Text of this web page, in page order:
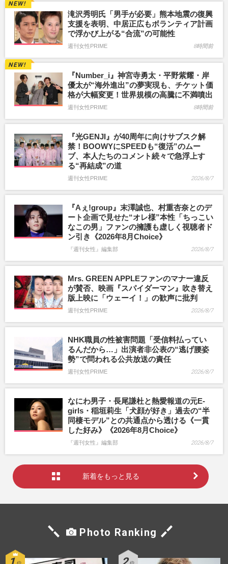
滝沢秀明氏「男手が必要」熊本地震の復興
支援を表明、中居正広もボランティア計画
で浮かび上がる“合流”の可能性
週刊女性PRIME 8時間前
『Number_i』神宮寺勇太・平野紫耀・岸
優太が“海外進出”の夢実現も、チケット価
格が大幅変更！世界規模の高騰に不満噴出
週刊女性PRIME 8時間前
『光GENJI』が40周年に向けサブスク解
禁！BOOWYにSPEEDも“復活”のムー
ブ、本人たちのコメント続々で急浮上す
る“再結成”の道
週刊女性PRIME 2026/8/7
『Aぇ!group』末澤誠也、村重杏奈とのデ
ート企画で見せた“オレ様”本性「ちっこい
なこの男」ファンの擁護も虚しく視聴者ド
ン引き《2026年8月Choice》
『週刊女性』編集部 2026/8/7
Mrs. GREEN APPLEファンのマナー違反
が賛否、映画『スパイダーマン』吹き替え
版上映に「ウェーイ！」の歓声に批判
週刊女性PRIME 2026/8/7
NHK職員の性被害問題「受信料払ってい
るんだから…」出演者非公表の“逃げ腰姿
勢”で問われる公共放送の責任
週刊女性PRIME 2026/8/7
なにわ男子・長尾謙杜と熱愛報道の元E-
girls・稲垣莉生「犬顔が好き」過去の“半
同棲モデル”との共通点から透ける《一貫
した好み》《2026年8月Choice》
『週刊女性』編集部 2026/8/7
新着をもっと見る
Photo Ranking